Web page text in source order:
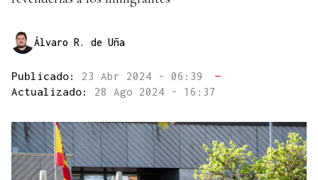
Álvaro R. de Uña
Publicado: 23 Abr 2024 - 06:39
—
Actualizado: 28 Ago 2024 - 16:37